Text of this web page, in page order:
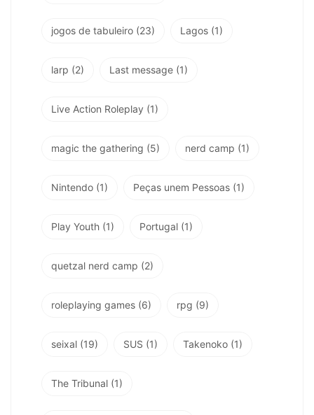
jogos de tabuleiro (23) Lagos (1)
larp (2) Last message (1)
Live Action Roleplay (1)
magic the gathering (5) nerd camp (1)
Nintendo (1) Peças unem Pessoas (1)
Play Youth (1) Portugal (1)
quetzal nerd camp (2)
roleplaying games (6) rpg (9)
seixal (19) SUS (1) Takenoko (1)
The Tribunal (1)